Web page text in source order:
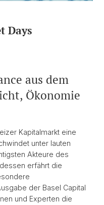
Days
aus dem
Ökonomie
Kapitalmarkt eine
unter lauten
Akteure des
erfährt die
der Basel Capital
und Experten die